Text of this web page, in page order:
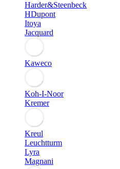
Harder&Steenbeck
HDupont
Itoya
Jacquard
Kaweco
Koh-I-Noor
Kremer
Kreul
Leuchtturm
Lyra
Magnani